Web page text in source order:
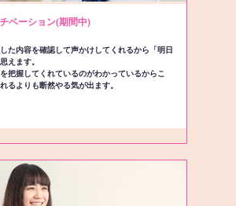
ベーション(期間中)
た内容を確認して声かけしてくれるから「明日
えます。
把握してくれているのがわかっているからこ
るよりも断然やる気が出ます。